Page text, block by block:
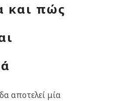
και πώς
αποτελεί μία